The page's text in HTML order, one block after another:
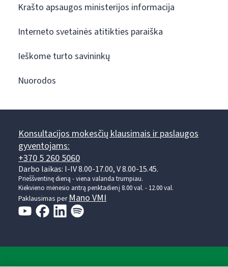
Krašto apsaugos ministerijos informacija
Interneto svetainės atitikties paraiška
Ieškome turto savininkų
Nuorodos
Konsultacijos mokesčių klausimais ir paslaugos
gyventojams:
+370 5 260 5060
Darbo laikas: I-IV 8.00-17.00, V 8.00-15.45.
Prieššventinę dieną - viena valanda trumpiau.
Kiekvieno mėnesio antrą penktadienį 8.00 val. - 12.00 val.
Paklausimas per Mano VMI